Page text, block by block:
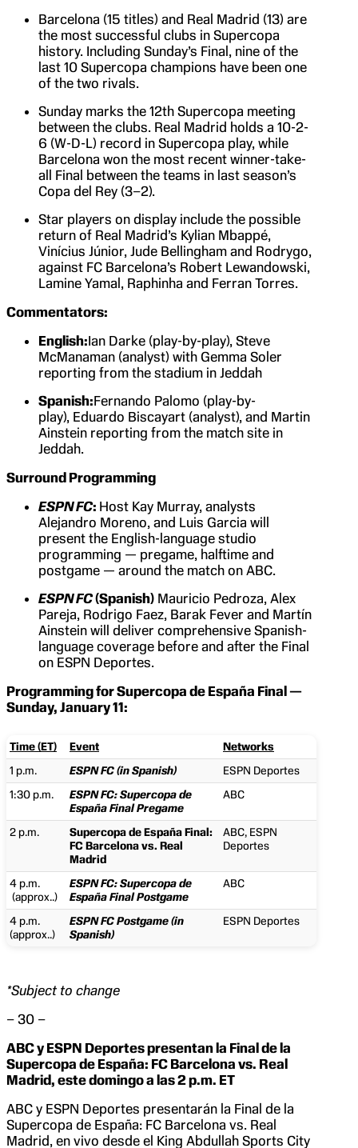
Barcelona (15 titles) and Real Madrid (13) are
the most successful clubs in Supercopa
history. Including Sunday’s Final, nine of the
last 10 Supercopa champions have been one
of the two rivals.
Sunday marks the 12th Supercopa meeting
between the clubs. Real Madrid holds a 10-2-
6 (W-D-L) record in Supercopa play, while
Barcelona won the most recent winner-take-
all Final between the teams in last season’s
Copa del Rey (3–2).
Star players on display include the possible
return of Real Madrid’s Kylian Mbappé,
Vinícius Júnior, Jude Bellingham and Rodrygo,
against FC Barcelona’s Robert Lewandowski,
Lamine Yamal, Raphinha and Ferran Torres.
Commentators:
English:Ian Darke (play-by-play), Steve
McManaman (analyst) with Gemma Soler
reporting from the stadium in Jeddah
Spanish:Fernando Palomo (play-by-
play), Eduardo Biscayart (analyst), and Martin
Ainstein reporting from the match site in
Jeddah.
Surround Programming
ESPN FC: Host Kay Murray, analysts
Alejandro Moreno, and Luis Garcia will
present the English-language studio
programming — pregame, halftime and
postgame — around the match on ABC.
ESPN FC(Spanish) Mauricio Pedroza, Alex
Pareja, Rodrigo Faez, Barak Fever and Martín
Ainstein will deliver comprehensive Spanish-
language coverage before and after the Final
on ESPN Deportes.
Programming for Supercopa de España Final —
Sunday, January 11:
Time (ET) Event
Networks
1 p.m.
ESPN FC (in Spanish)
ESPN Deportes
1:30 p.m.
ESPN FC: Supercopa de
España Final Pregame
ABC
2 p.m.
Supercopa de España Final:
FC Barcelona vs. Real
Madrid
ABC, ESPN
Deportes
4 p.m.
(approx..)
ESPN FC: Supercopa de
España Final Postgame
ABC
4 p.m.
(approx..)
ESPN FC Postgame (in
Spanish)
ESPN Deportes
*Subject to change
– 30 –
ABC y ESPN Deportes presentan la Final de la
Supercopa de España: FC Barcelona vs. Real
Madrid, este domingo a las 2 p.m. ET
ABC y ESPN Deportes presentarán la Final de la
Supercopa de España: FC Barcelona vs. Real
Madrid, en vivo desde el King Abdullah Sports City